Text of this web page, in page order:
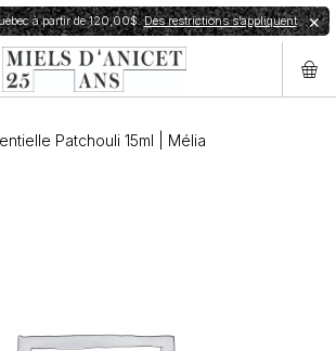
✕
à partir de 120,00$.Des restrictions s’appliquent
Patchouli 15ml | Mélia